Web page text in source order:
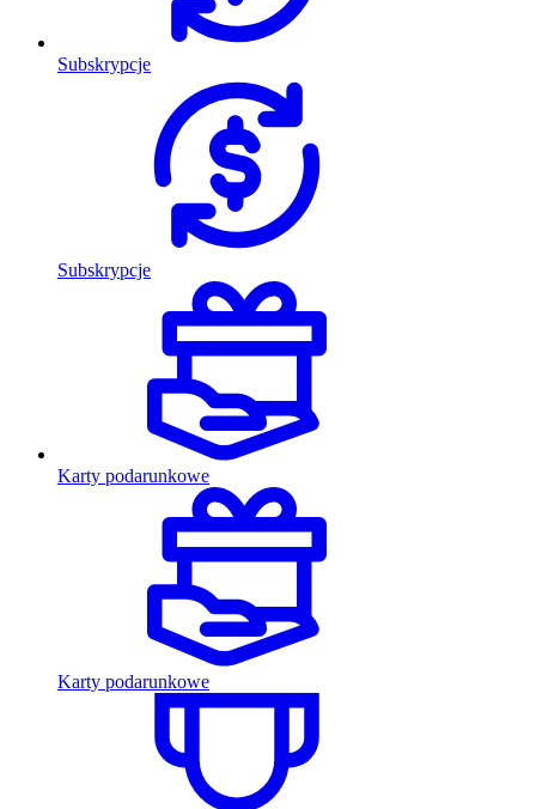
Subskrypcje
Subskrypcje
Karty podarunkowe
Karty podarunkowe